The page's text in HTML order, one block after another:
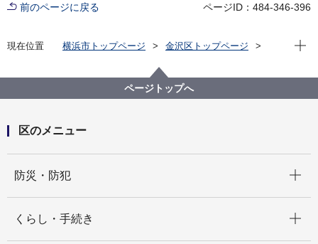
前のページに戻る ページID：484-346-396
現在位置 横浜市トップページ
金沢区トップページ
災害時地域防災拠点の衛生ポスター
現在
ページトップへ
区のメニュー
防災・防犯
くらし・手続き